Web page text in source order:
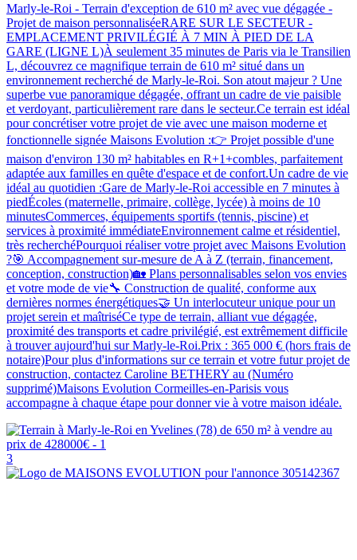
Marly-le-Roi - Terrain d'exception de 610 m² avec vue dégagée -
Projet de maison personnaliséeRARE SUR LE SECTEUR -
EMPLACEMENT PRIVILÉGIÉ À 7 MIN À PIED DE LA
GARE (LIGNE L)À seulement 35 minutes de Paris via le Transilien
L, découvrez ce magnifique terrain de 610 m² situé dans un
environnement recherché de Marly-le-Roi. Son atout majeur ? Une
superbe vue panoramique dégagée, offrant un cadre de vie paisible
et verdoyant, particulièrement rare dans le secteur.Ce terrain est idéal
pour concrétiser votre projet de vie avec une maison moderne et
fonctionnelle signée Maisons Evolution :👉 Projet possible d'une
maison d'environ 130 m² habitables en R+1+combles, parfaitement
adaptée aux familles en quête d'espace et de confort.Un cadre de vie
idéal au quotidien :Gare de Marly-le-Roi accessible en 7 minutes à
piedÉcoles (maternelle, primaire, collège, lycée) à moins de 10
minutesCommerces, équipements sportifs (tennis, piscine) et
services à proximité immédiateEnvironnement calme et résidentiel,
très recherchéPourquoi réaliser votre projet avec Maisons Evolution
?🎯 Accompagnement sur-mesure de A à Z (terrain, financement,
conception, construction)🏡 Plans personnalisables selon vos envies
et votre mode de vie🔧 Construction de qualité, conforme aux
dernières normes énergétiques🤝 Un interlocuteur unique pour un
projet serein et maîtriséCe type de terrain, alliant vue dégagée,
proximité des transports et cadre privilégié, est extrêmement difficile
à trouver aujourd'hui sur Marly-le-Roi.Prix : 365 000 € (hors frais de
notaire)Pour plus d'informations sur ce terrain et votre futur projet de
construction, contactez Caroline BETHERY au (Numéro
supprimé)Maisons Evolution Cormeilles-en-Parisis vous
accompagne à chaque étape pour donner vie à votre maison idéale.
3